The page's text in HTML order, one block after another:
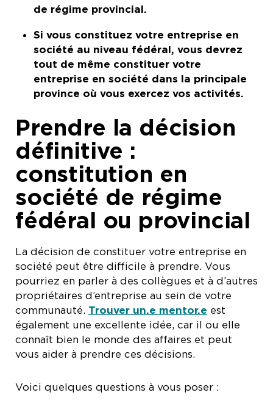
de régime provincial.
Si vous constituez votre entreprise en
société au niveau fédéral, vous devrez
tout de même constituer votre
entreprise en société dans la principale
province où vous exercez vos activités.
Prendre la décision
définitive :
constitution en
société de régime
fédéral ou provincial
La décision de constituer votre entreprise en
société peut être difficile à prendre. Vous
pourriez en parler à des collègues et à d’autres
propriétaires d’entreprise au sein de votre
communauté. Trouver un.e mentor.e est
également une excellente idée, car il ou elle
connaît bien le monde des affaires et peut
vous aider à prendre ces décisions.
Voici quelques questions à vous poser :